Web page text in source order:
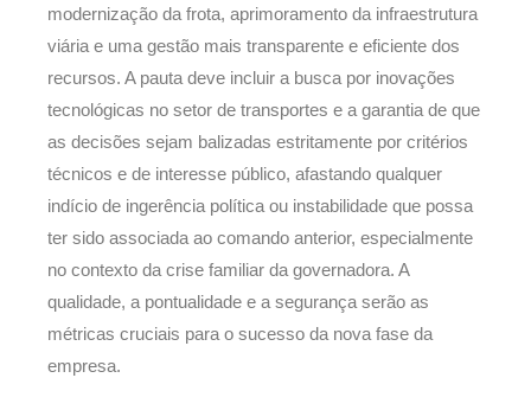
modernização da frota, aprimoramento da infraestrutura
viária e uma gestão mais transparente e eficiente dos
recursos. A pauta deve incluir a busca por inovações
tecnológicas no setor de transportes e a garantia de que
as decisões sejam balizadas estritamente por critérios
técnicos e de interesse público, afastando qualquer
indício de ingerência política ou instabilidade que possa
ter sido associada ao comando anterior, especialmente
no contexto da crise familiar da governadora. A
qualidade, a pontualidade e a segurança serão as
métricas cruciais para o sucesso da nova fase da
empresa.